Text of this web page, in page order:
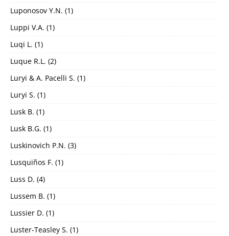
Luponosov Y.N. (1)
Luppi V.A. (1)
Luqi L. (1)
Luque R.L. (2)
Luryi & A. Pacelli S. (1)
Luryi S. (1)
Lusk B. (1)
Lusk B.G. (1)
Luskinovich P.N. (3)
Lusquiños F. (1)
Luss D. (4)
Lussem B. (1)
Lussier D. (1)
Luster-Teasley S. (1)